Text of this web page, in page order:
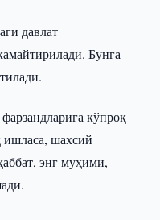
давлат
Бунга
кўпроқ
ишласа, шахсий
энг муҳими,